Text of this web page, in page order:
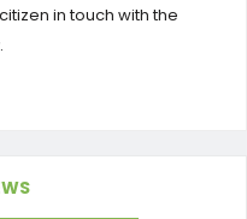
in touch with the